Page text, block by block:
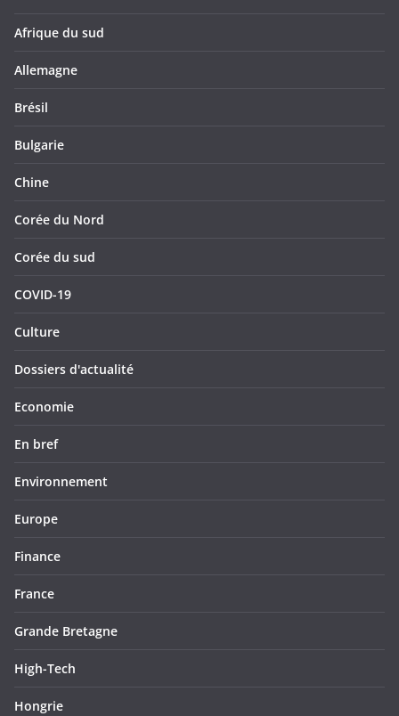
Afrique du sud
Allemagne
Brésil
Bulgarie
Chine
Corée du Nord
Corée du sud
COVID-19
Culture
Dossiers d'actualité
Economie
En bref
Environnement
Europe
Finance
France
Grande Bretagne
High-Tech
Hongrie